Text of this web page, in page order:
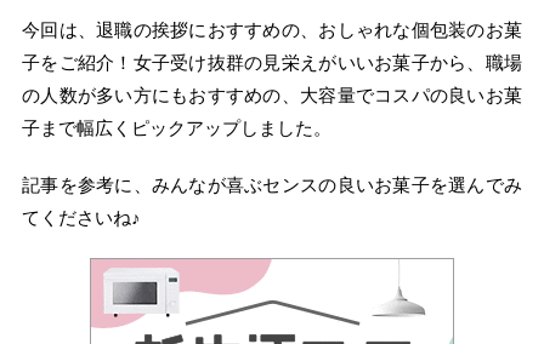
今回は、退職の挨拶におすすめの、おしゃれな個包装のお菓
子をご紹介！女子受け抜群の見栄えがいいお菓子から、職場
の人数が多い方にもおすすめの、大容量でコスパの良いお菓
子まで幅広くピックアップしました。
記事を参考に、みんなが喜ぶセンスの良いお菓子を選んでみ
てくださいね♪